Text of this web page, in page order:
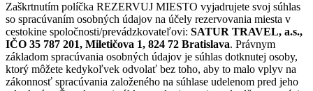
Zaškrtnutím políčka REZERVUJ MIESTO vyjadrujete svoj súhlas
so spracúvaním osobných údajov na účely rezervovania miesta v
cestokine spoločnosti/prevádzkovateľovi: SATUR TRAVEL, a.s.,
IČO 35 787 201, Miletičova 1, 824 72 Bratislava. Právnym
základom spracúvania osobných údajov je súhlas dotknutej osoby,
ktorý môžete kedykoľvek odvolať bez toho, aby to malo vplyv na
zákonnosť spracúvania založeného na súhlase udelenom pred jeho